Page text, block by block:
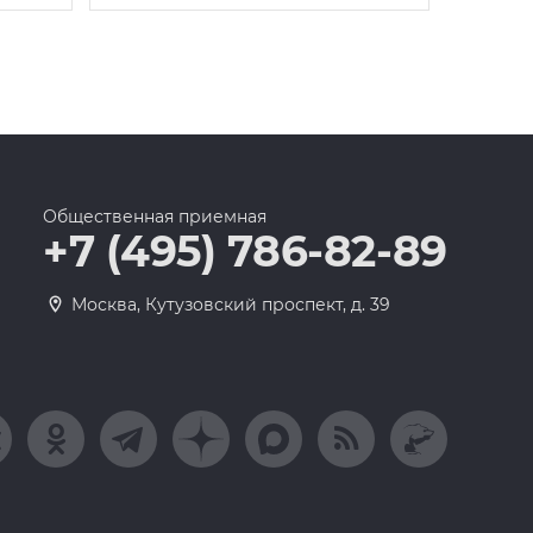
Общественная приемная
+7 (495) 786-82-89
Москва, Кутузовский проспект, д. 39